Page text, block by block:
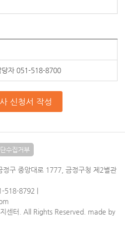
당자 051-518-8700
수집거부
구 중앙대로 1777, 금정구청 제2별관
518-8792 |
센터. All Rights Reserved. made by